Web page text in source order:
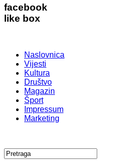
facebook
like box
Naslovnica
Vijesti
Kultura
Društvo
Magazin
Šport
Impressum
Marketing